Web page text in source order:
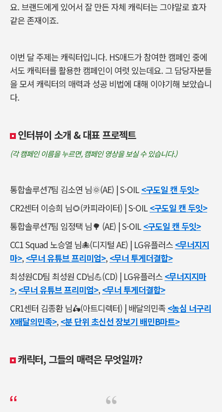
요. 브랜드에게 있어서 잘 만든 자체 캐릭터는 그야말로 효자
같은 존재이죠.
이번 달 주제는 캐릭터입니다. HS애드가 참여한 캠페인 중에
서도 캐릭터를 활용한 캠페인이 여럿 있는데요. 그 담당자분들
을 모셔 캐릭터의 매력과 성공 비법에 대해 이야기해 보았습니
다.
인터뷰이 소개 &대표 프로젝트
(각 캠페인 이름을 누르면, 캠페인 영상을 보실 수 있습니다.)
통합솔루션7팀 김소연 님🌞(AE) | S-OIL <구도일 캔 두잇>
CR2센터 이승희 님🌻(카피라이터) | S-OIL <구도일 캔 두잇>
통합솔루션7팀 임정택 님🌳 (AE) |S-OIL <구도일 캔 두잇>
CC1 Squad 노승열 님🐙(디지털 AE) | LG유플러스 <무너지지
마>, <무너 유튜브 프리미엄>, <무너 투게더결합>
최성원CD팀 최성원 CD님💪(CD) | LG유플러스 <무너지지마
>, <무너 유튜브 프리미엄>, <무너 투게더결합>
CR1센터 김종환 님🛵(아트디렉터) | 배달의민족 <농심 너구리
X배달의민족>, <분 단위 초신선 장보기 배민B마트>
캐릭터, 그들의 매력은 무엇일까?